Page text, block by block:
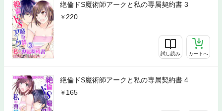
絶倫ドS魔術師アークと私の専属契約書 3
220
試し読み カートへ
絶倫ドS魔術師アークと私の専属契約書 4
165